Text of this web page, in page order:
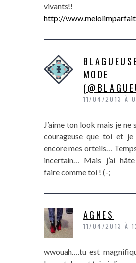
vivants!!
http://
MODE
11/04/2013 À
J’aime ton look mais je ne
courageuse que toi et je
encore mes orteils…
incertain… Mais j’ai
faire comme toi ! (-;
AGNES
11/04/2013 À
wwouah….tu est